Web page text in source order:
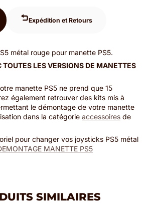
Expédition et Retours
métal rouge pour manette PS5.
TOUTES LES VERSIONS DE MANETTES
manette PS5 ne prend que 15
également retrouver des kits mis à
le démontage de votre manette
dans la catégorie accessoires de
pour changer vos joysticks PS5 métal
MANETTE PS5
SIMILAIRES